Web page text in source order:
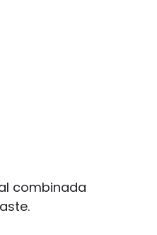
combinada